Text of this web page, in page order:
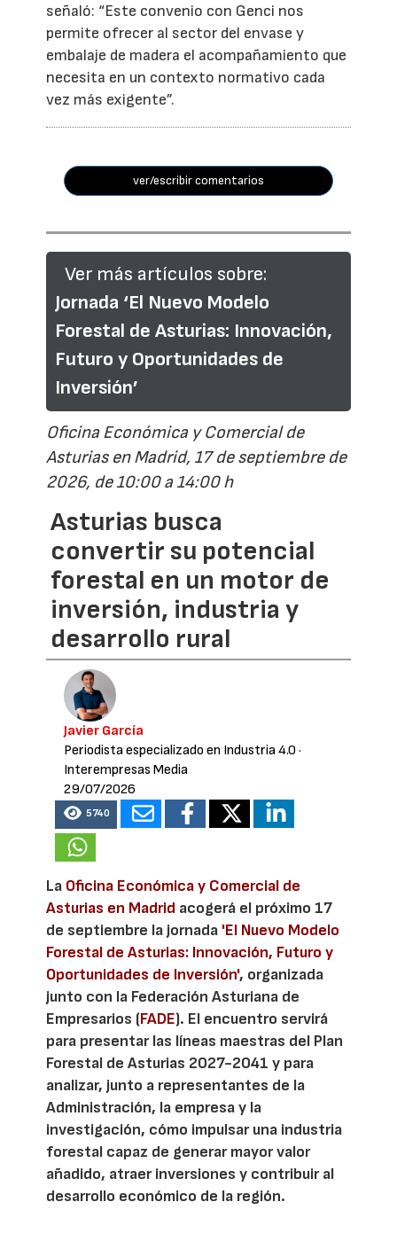
señaló: “Este convenio con Genci nos
permite ofrecer al sector del envase y
embalaje de madera el acompañamiento que
necesita en un contexto normativo cada
vez más exigente”.
ver/escribir comentarios
Ver más artículos sobre:
Jornada ‘El Nuevo Modelo
Forestal de Asturias: Innovación,
Futuro y Oportunidades de
Inversión’
Oficina Económica y Comercial de
Asturias en Madrid, 17 de septiembre de
2026, de 10:00 a 14:00 h
Asturias busca
convertir su potencial
forestal en un motor de
inversión, industria y
desarrollo rural
Javier García
Periodista especializado en Industria 4.0 ·
Interempresas Media
29/07/2026
5740
La Oficina Económica y Comercial de
Asturias en Madrid acogerá el próximo 17
de septiembre la jornada 'El Nuevo Modelo
Forestal de Asturias: Innovación, Futuro y
Oportunidades de Inversión', organizada
junto con la Federación Asturiana de
Empresarios (FADE). El encuentro servirá
para presentar las líneas maestras del Plan
Forestal de Asturias 2027-2041 y para
analizar, junto a representantes de la
Administración, la empresa y la
investigación, cómo impulsar una industria
forestal capaz de generar mayor valor
añadido, atraer inversiones y contribuir al
desarrollo económico de la región.